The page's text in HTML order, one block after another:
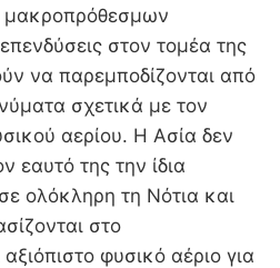
μακροπρόθεσμων
στον τομέα της
να παρεμποδίζονται από
σχετικά με τον
αερίου. Η Ασία δεν
εαυτό της την ίδια
ολόκληρη τη Νότια και
στο
φυσικό αέριο για